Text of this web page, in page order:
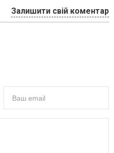
Залишити свій коментар